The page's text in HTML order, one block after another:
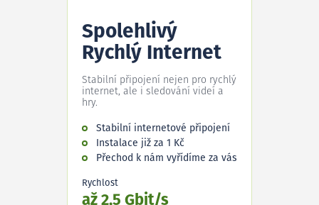
Spolehlivý
Rychlý Internet
Stabilní připojení nejen pro rychlý
internet, ale i sledování videí a
hry.
Stabilní internetové připojení
Instalace již za 1 Kč
Přechod k nám vyřídíme za vás
Rychlost
až 2,5 Gbit/s